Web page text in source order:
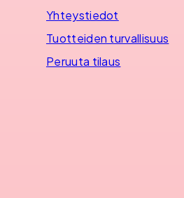
Yhteystiedot
Tuotteiden turvallisuus
Peruuta tilaus